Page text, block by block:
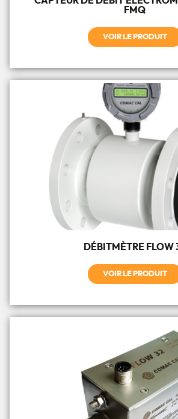
FMQ
VOIR LE PRODUIT
DÉBITMÈTRE FLOW
VOIR LE PRODUIT